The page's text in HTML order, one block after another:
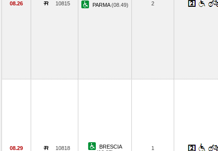
08.26 10815 PARMA(08.49) 2
08.29 10818
BRESCIA
1